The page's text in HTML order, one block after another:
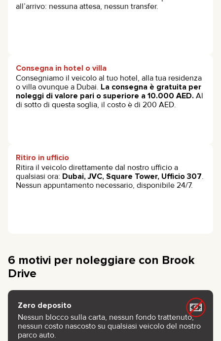
all’arrivo: nessuna attesa, nessun transfer.
Consegna in hotel o villa
Consegniamo il veicolo al tuo hotel, alla tua residenza
o villa ovunque a Dubai. La consegna è gratuita per
noleggi di valore pari o superiore a 10.000 AED. Al
di sotto di questa soglia, il costo è di 200 AED.
Ritiro in ufficio
Ritira il veicolo direttamente dal nostro ufficio a
qualsiasi ora: Dubai, JVC, Square Tower, Ufficio 307.
Nessun appuntamento necessario, disponibile 24/7.
6 motivi per noleggiare con Brook
Drive
Zero deposito
Nessun blocco sulla carta, nessun fondo trattenuto,
nessun costo nascosto su qualsiasi veicolo del nostro
parco auto.